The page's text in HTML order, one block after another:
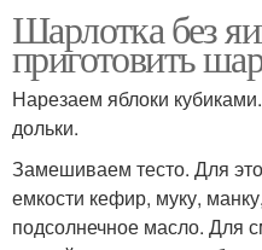
Шарлотка без
приготовить
Нарезаем яблоки
дольки.
Замешиваем тесто. Для
емкости кефир, муку,
подсолнечное масло. Для